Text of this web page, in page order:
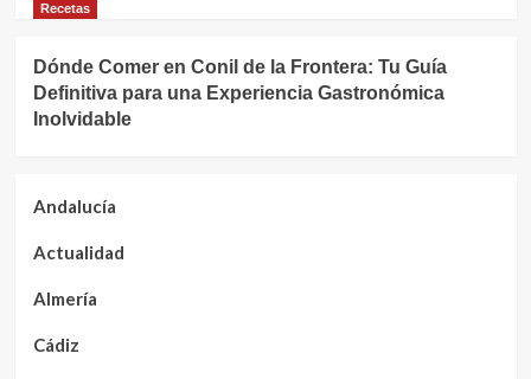
Recetas
Dónde Comer en Conil de la Frontera: Tu Guía
Definitiva para una Experiencia Gastronómica
Inolvidable
Andalucía
Actualidad
Almería
Cádiz